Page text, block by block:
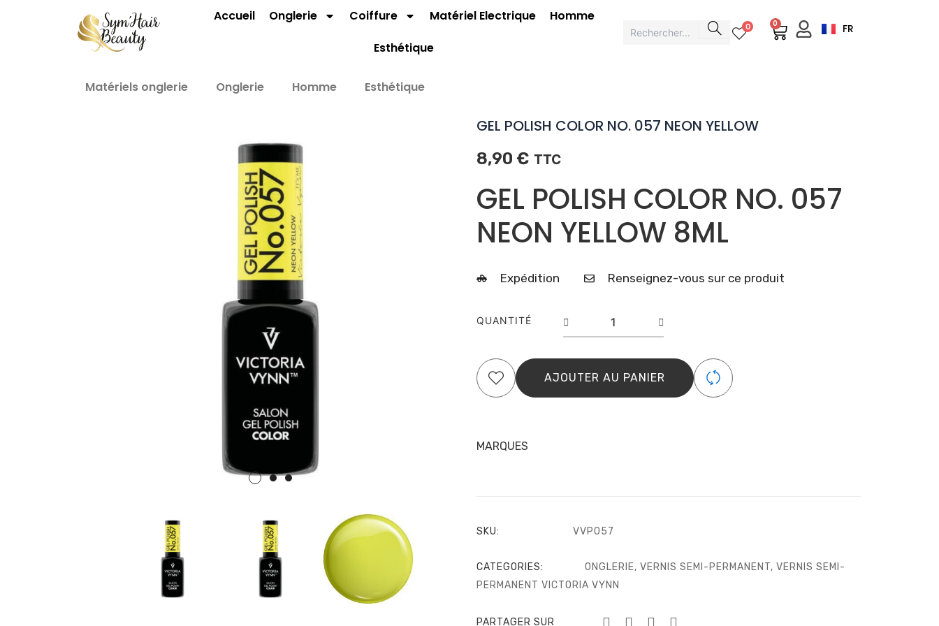
Accueil Onglerie Coiffure Matériel Electrique
Homme
Esthétique
0 0 Cart FR
Matériels onglerie Onglerie Homme Esthétique
GEL POLISH COLOR NO. 057 NEON YELLOW
8,90 € TTC
GEL POLISH COLOR NO. 057
NEON YELLOW 8ML
Expédition Renseignez-vous sur ce produit
QUANTITÉ
POLISH
NO.
057
AJOUTER AU PANIER
MARQUES
SKU: VVP057
CATEGORIES: ONGLERIE, VERNIS SEMI-PERMANENT, VERNIS SEMI-
PERMANENT VICTORIA VYNN
PARTAGER SUR